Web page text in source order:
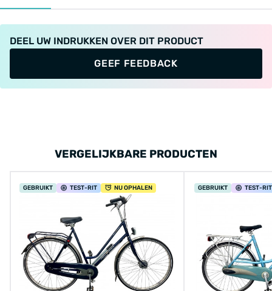
DEEL UW INDRUKKEN OVER DIT PRODUCT
GEEF FEEDBACK
VERGELIJKBARE PRODUCTEN
GEBRUIKT TEST-RIT NU OPHALEN GEBRUIKT TEST-RIT